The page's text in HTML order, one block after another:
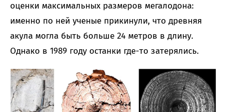
оценки максимальных размеров мегалодона:
именно по ней ученые прикинули, что древняя
акула могла быть больше 24 метров в длину.
Однако в 1989 году останки где-то затерялись.